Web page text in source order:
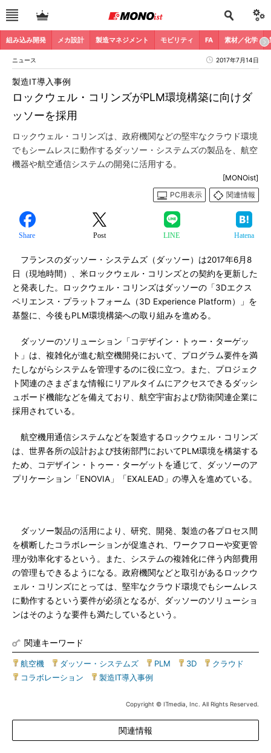
組み込み開発 メカ設計 製造マネジメント モビリティ FA 素材／化学
ニュース 2017年7月14日
ロックウェル・コリンズがPLM環境構築に向けダ
ッソーを採用
製造IT導入事例
ロックウェル・コリンズは、政府機関などの堅牢なクラウド環境
でもシームレスに動作するダッソー・システムズの製品を、航空
機器や航空通信システムの開発に活用する。
[MONOist]
PC用表示
関連情報
Share Post LINE Hatena
フランスのダッソー・システムズ（ダッソー）は2017年6月8
日（現地時間）、米ロックウェル・コリンズとの契約を更新した
と発表した。ロックウェル・コリンズはダッソーの「3Dエクス
ペリエンス・プラットフォーム（3D Experience Platform）」を
基盤に、今後もPLM環境構築への取り組みを進める。
ダッソーのソリューション「コデザイン・トゥー・ターゲッ
ト」は、複雑化が進む航空機開発において、プログラム要件を満
たしながらシステムを管理するのに役に立つ。また、プロジェク
ト関連のさまざまな情報にリアルタイムにアクセスできるダッシ
ュボード機能などを備えており、航空宇宙および防衛関連企業に
採用されている。
航空機用通信システムなどを製造するロックウェル・コリンズ
は、世界各所の設計および技術部門においてPLM環境を構築する
ため、コデザイン・トゥー・ターゲットを通じて、ダッソーのア
プリケーション「ENOVIA」「EXALEAD」の導入を進めている。
ダッソー製品の活用により、研究、開発、製造の各プロセス間
を横断したコラボレーションが促進され、ワークフローや変更管
理が効率化するという。また、システムの複雑化に伴う内部費用
の管理もできるようになる。政府機関などと取引があるロックウ
ェル・コリンズにとっては、堅牢なクラウド環境でもシームレス
に動作するという要件が必須となるが、ダッソーのソリューショ
ンはそのような要件も満たしているという。
関連キーワード
航空機 ダッソー・システムズ PLM 3D クラウド
コラボレーション
製造IT導入事例
Copyright © ITmedia, Inc. All Rights Reserved.
関連情報